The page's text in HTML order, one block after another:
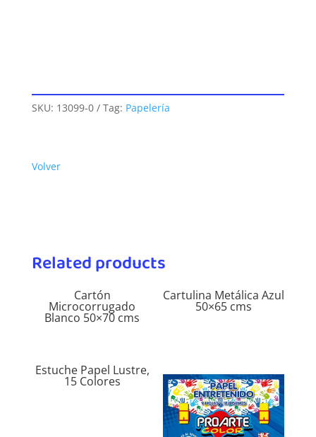
SKU: 13099-0 Tag: Papelería
Volver
Related products
Cartón
Microcorrugado
Blanco 50×70 cms
Cartulina Metálica Azul
50×65 cms
Estuche Papel Lustre,
15 Colores